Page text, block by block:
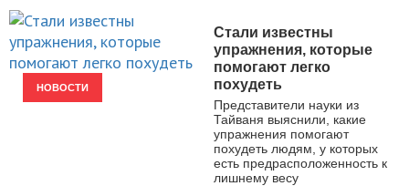
НОВОСТИ
Стали известны
упражнения, которые
помогают легко
похудеть
Представители науки из
Тайваня выяснили, какие
упражнения помогают
похудеть людям, у которых
есть предрасположенность к
лишнему весу